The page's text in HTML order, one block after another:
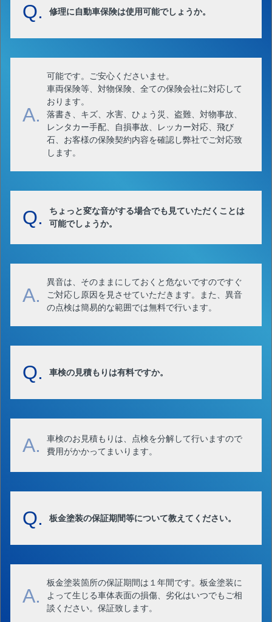
Q. 修理に自動車保険は使用可能でしょうか。
A.
可能です。ご安心くださいませ。
車両保険等、対物保険、全ての保険会社に対応して
おります。
落書き、キズ、水害、ひょう災、盗難、対物事故、
レンタカー手配、自損事故、レッカー対応、飛び
石、お客様の保険契約内容を確認し弊社でご対応致
します。
Q.
ちょっと変な音がする場合でも見ていただくことは
可能でしょうか。
A.
異音は、そのままにしておくと危ないですのですぐ
ご対応し原因を見させていただきます。また、異音
の点検は簡易的な範囲では無料で行います。
Q. 車検の見積もりは有料ですか。
A.
車検のお見積もりは、点検を分解して行いますので
費用がかかってまいります。
Q. 板金塗装の保証期間等について教えてください。
A.
板金塗装箇所の保証期間は１年間です。板金塗装に
よって生じる車体表面の損傷、劣化はいつでもご相
談ください。保証致します。